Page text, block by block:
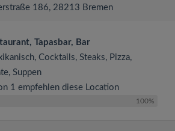
186, 28213 Bremen
Tapasbar, Bar
Cocktails, Steaks, Pizza,
Suppen
1 empfehlen diese Location
100%